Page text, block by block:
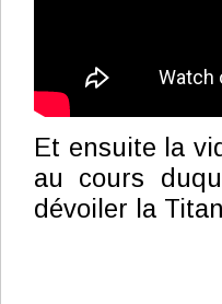
Et ensuite la
au cours
dévoiler la